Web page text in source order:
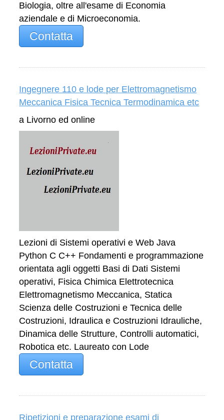
Biologia, oltre all'esame di Economia
aziendale e di Microeconomia.
Contatta
Ingegnere 110 e lode per Elettromagnetismo
Meccanica Fisica Tecnica Termodinamica etc
a Livorno ed online
Lezioni di Sistemi operativi e Web Java
Python C C++ Fondamenti e programmazione
orientata agli oggetti Basi di Dati Sistemi
operativi, Fisica Chimica Elettrotecnica
Elettromagnetismo Meccanica, Statica
Scienza delle Costruzioni e Tecnica delle
Costruzioni, Idraulica e Costruzioni Idrauliche,
Dinamica delle Strutture, Controlli automatici,
Robotica etc. Laureato con Lode
Contatta
Ripetizioni e preparazione esami di